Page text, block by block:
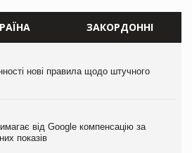
ЗАКОРДОННІ
нові правила щодо штучного
від Google компенсацію за
показів
купує мережу магазинів
КОЛО: об’єднана компанія
стала одним із наймасштабніших
нові правила щодо штучного
від Google компенсацію за
показів